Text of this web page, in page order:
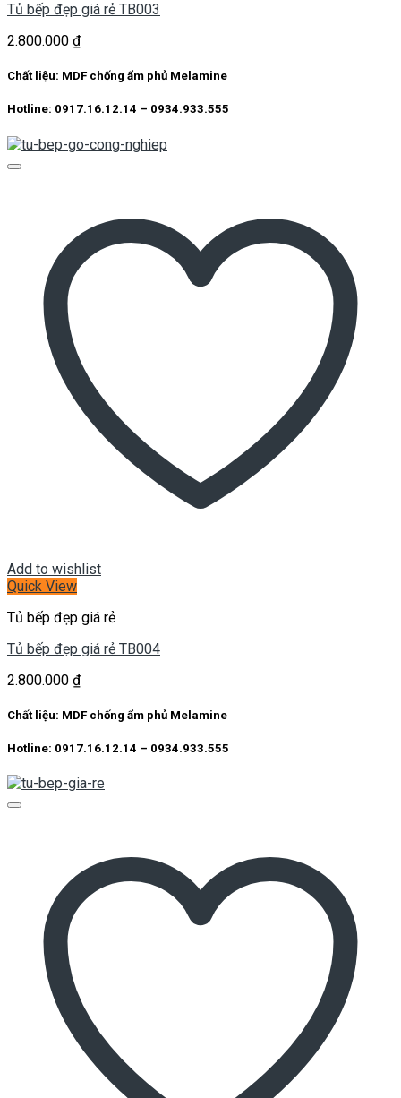
Tủ bếp đẹp giá rẻ TB003
2.800.000 ₫
Chất liệu: MDF chống ẩm phủ Melamine
Hotline: 0917.16.12.14 – 0934.933.555
Add to wishlist
Quick View
Tủ bếp đẹp giá rẻ
Tủ bếp đẹp giá rẻ TB004
2.800.000 ₫
Chất liệu: MDF chống ẩm phủ Melamine
Hotline: 0917.16.12.14 – 0934.933.555